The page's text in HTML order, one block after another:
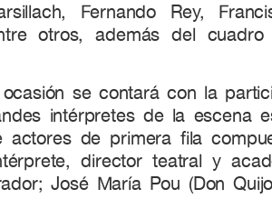
Fernando Rey,
otros, además del
se contará con la
intérpretes de la escena
actores de primera fila
director teatral y
José María Pou (Don